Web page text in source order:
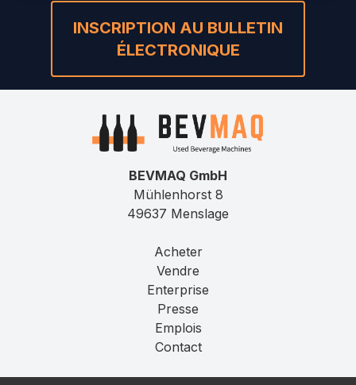
INSCRIPTION AU BULLETIN
ÉLECTRONIQUE
BEVMAQ GmbH
Mühlenhorst 8
49637 Menslage
Acheter
Vendre
Enterprise
Presse
Emplois
Contact